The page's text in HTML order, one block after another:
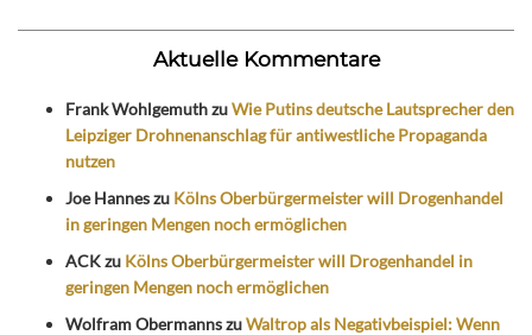
Aktuelle Kommentare
Frank WohlgemuthzuWie Putins deutsche Lautsprecher den
Leipziger Drohnenanschlag für antiwestliche Propaganda
nutzen
Joe Hanneszu Kölns Oberbürgermeister will Drogenhandel
in geringen Mengen noch ermöglichen
ACKzu Kölns Oberbürgermeister will Drogenhandel in
geringen Mengen noch ermöglichen
Wolfram ObermannszuWaltrop als Negativbeispiel: Wenn